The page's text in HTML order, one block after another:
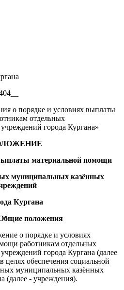
о порядке и условиях выплаты
отдельных
города Кургана»
материальной помощи
муниципальных казённых
Кургана
положения
о порядке и условиях
работникам отдельных
города Кургана (далее
целях обеспечения социальной
муниципальных казённых
(далее - учреждения).